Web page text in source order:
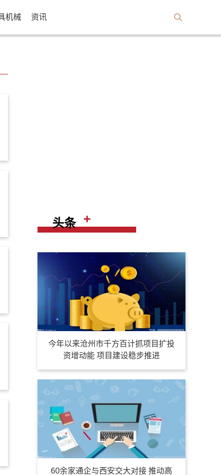
机械 资讯
头条 +
今年以来沧州市千方百计抓项目扩投
资增动能 项目建设稳步推进
60余家通企与西安交大对接 推动高